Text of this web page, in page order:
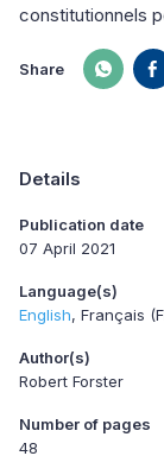
constitutionnels
Share
Details
Publication date
07 April 2021
Language(s)
English Français
Author(s)
Robert Forster
Number of pages
48